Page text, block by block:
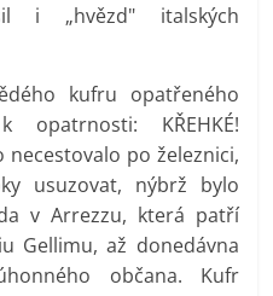
i „hvězd" italských
kufru opatřeného
opatrnosti: KŘEHKÉ!
necestovalo po železnici,
usuzovat, nýbrž bylo
v Arrezzu, která patří
Gellimu, až donedávna
občana. Kufr